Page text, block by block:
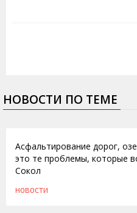
НОВОСТИ ПО ТЕМЕ
Асфальтирование дорог,
это те проблемы, которые
Сокол
НОВОСТИ